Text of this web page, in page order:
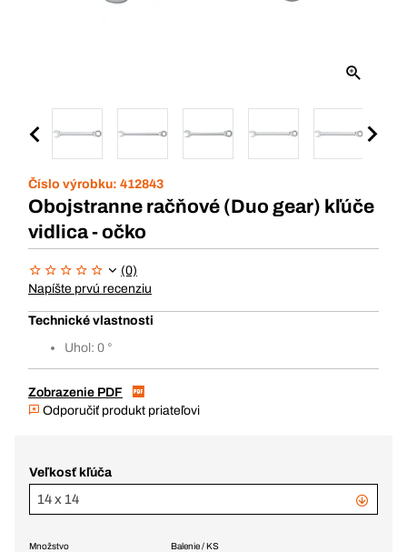
Číslo výrobku: 412843
Obojstranne račňové (Duo gear) kľúče
vidlica - očko
(0)
Napíšte prvú recenziu
Technické vlastnosti
Uhol: 0 °
Zobrazenie PDF
Odporučiť produkt priateľovi
Veľkosť kľúča
14 x 14
Balenie / KS
Množstvo